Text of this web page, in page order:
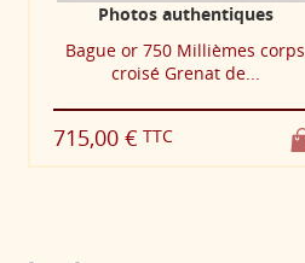
Photos authentiques
Bague or 750 Millièmes corps
croisé Grenat de...
715,00 € TTC